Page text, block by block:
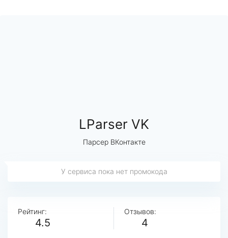
LParser VK
Парсер ВКонтакте
У сервиса пока нет промокода
Рейтинг:
4.5
Отзывов:
4